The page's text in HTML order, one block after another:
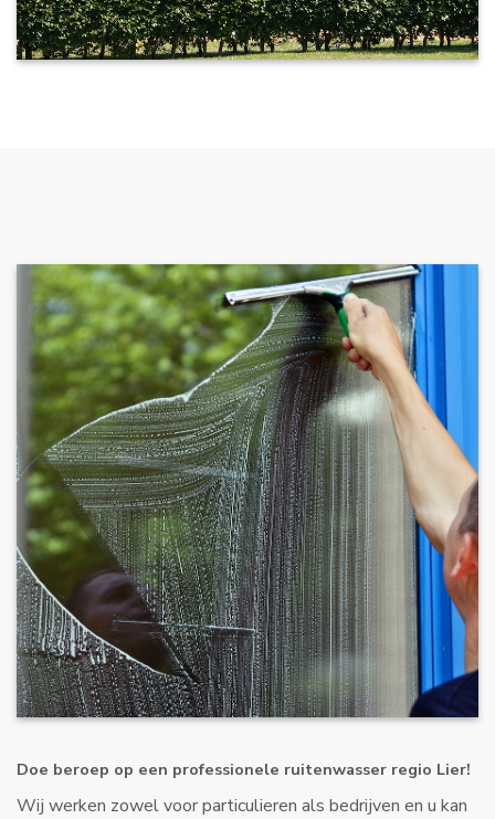
Doe beroep op een professionele ruitenwasser regio Lier!
Wij werken zowel voor particulieren als bedrijven en u kan